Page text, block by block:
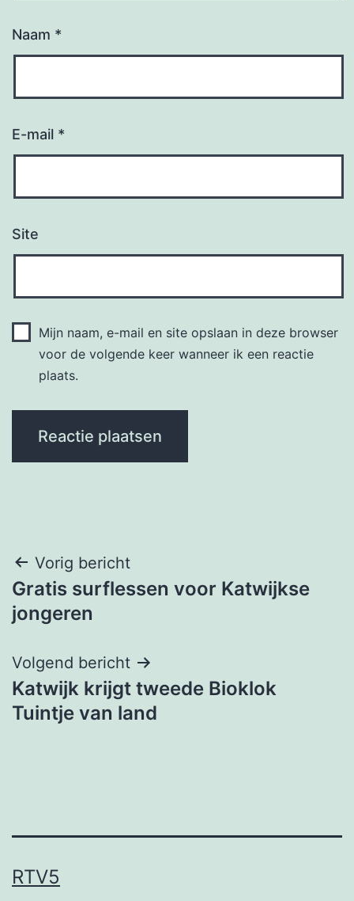
Naam *
E-mail *
Site
Mijn naam, e-mail en site opslaan in deze browser
voor de volgende keer wanneer ik een reactie
plaats.
Bericht
navigatie
Vorig bericht
Gratis surflessen voor Katwijkse
jongeren
Volgend bericht
Katwijk krijgt tweede Bioklok
Tuintje van land
RTV5